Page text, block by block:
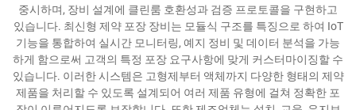
뉴스
연락
중시하며, 장비 설계에 클린룸 호환성과 검증 프로토콜을 구현하고
있습니다. 최신형 제약 포장 장비는 모듈식 구조를 특징으로 하여 IoT
기능을 통합하여 실시간 모니터링, 예지 정비 및 데이터 분석을 가능
하게 함으로써 고객의 특정 포장 요구사항에 맞게 커스터마이징할 수
있습니다. 이러한 시스템은 고형제부터 액체까지 다양한 형태의 제약
제품을 처리할 수 있도록 설계되어 여러 제품 유형에 걸쳐 정확한 포